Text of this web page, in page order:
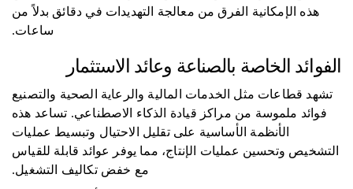
هذه الإمكانية الفرق من معالجة التهديدات في دقائق بدلاً من
ساعات.
الفوائد الخاصة بالصناعة وعائد الاستثمار
تشهد قطاعات مثل الخدمات المالية والرعاية الصحية والتصنيع
فوائد ملموسة من مراكز قيادة الذكاء الاصطناعي. تساعد هذه
الأنظمة الأساسية على تقليل الاحتيال وتبسيط عمليات
التشخيص وتحسين عمليات الإنتاج، مما يوفر عوائد قابلة للقياس
مع خفض تكاليف التشغيل.